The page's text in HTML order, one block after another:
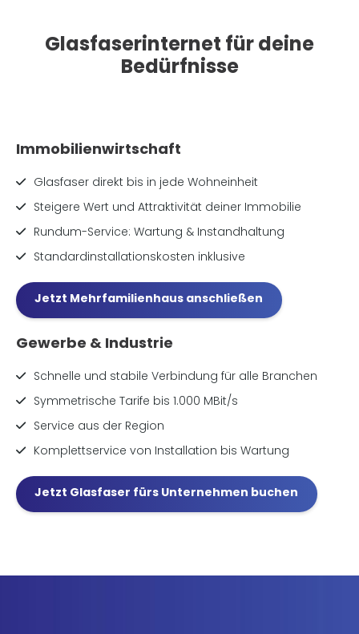
Glasfaserinternet für deine
Bedürfnisse
Immobilienwirtschaft
Glasfaser direkt bis in jede Wohneinheit
Steigere Wert und Attraktivität deiner Immobilie
Rundum-Service: Wartung & Instandhaltung
Standardinstallationskosten inklusive
Jetzt Mehrfamilienhaus anschließen
Gewerbe & Industrie
Schnelle und stabile Verbindung für alle Branchen
Symmetrische Tarife bis 1.000 MBit/s
Service aus der Region
Komplettservice von Installation bis Wartung
Jetzt Glasfaser fürs Unternehmen buchen